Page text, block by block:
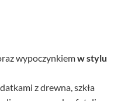
wypoczynkiemw stylu
z drewna, szkła